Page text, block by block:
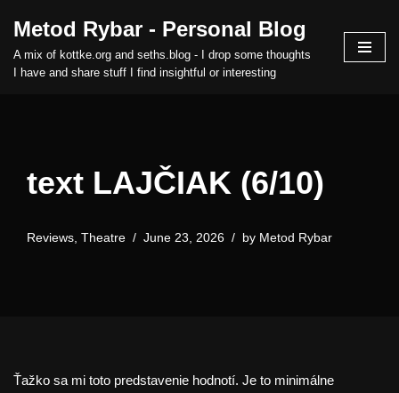
Skip
to
Metod Rybar - Personal Blog
A mix of kottke.org and seths.blog - I drop some thoughts
I have and share stuff I find insightful or interesting
text LAJČIAK (6/10)
Reviews, Theatre June 23, 2026 by Metod Rybar
Ťažko sa mi toto predstavenie hodnotí. Je to minimálne